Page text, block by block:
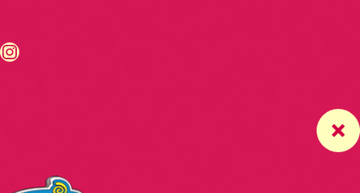
https://www.instagram.com/fmodia.cabofrio/